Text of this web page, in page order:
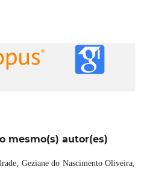
mesmo(s) autor(es)
Geziane do Nascimento Oliveira,